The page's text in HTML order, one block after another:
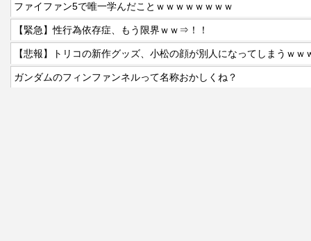
ファイファン5で唯一学んだことｗｗｗｗｗｗｗｗ
【緊急】性行為依存症、もう限界ｗｗ⇒！！
【悲報】トリコの新作グッズ、小松の顔が別人になってしまうｗｗ
ガンダムのフィンファンネルって名称おかしくね？